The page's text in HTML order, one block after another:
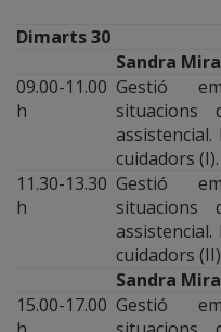
Dimarts 30
Sandra
09.00-11.00
h
Gestió
situacions
cuidadors (I).
11.30-13.30
h
Gestió
situacions
cuidadors
Sandra
15.00-17.00 Gestió